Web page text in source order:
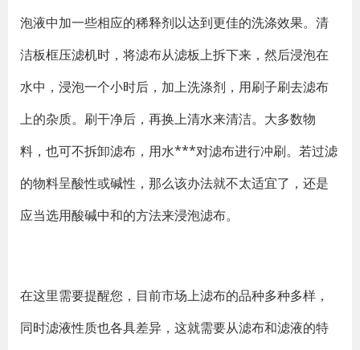
泡液中加一些相应的稀释剂以达到更佳的洗涤效果。清
洁板框压滤机时，将滤布从滤板上拆下来，然后浸泡在
水中，浸泡一个小时后，加上洗涤剂，用刷子刷去滤布
上的杂质。刷干净后，再换上清水来清洁。大多数物
料，也可不拆卸滤布，用水***对滤布进行冲刷。若过滤
的物料呈酸性或碱性，那么该办法就不太适宜了，还是
应当选用酸碱中和的方法来浸泡滤布。
在这里需要提醒您，目前市场上滤布的品种多种多样，
同时滤液性质也各具差异，这就需要从滤布和滤液的特